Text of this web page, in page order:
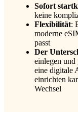
Sofort
keine
Flexibilität:
moderne
passt
Der
einlegen
eine digitale
einrichten
Wechsel